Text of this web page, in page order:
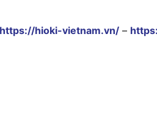
https://hioki-vietnam.vn/ –